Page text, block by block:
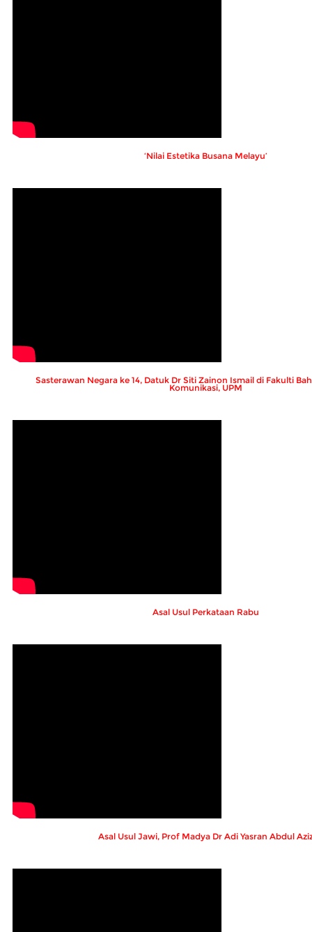
‘Nilai Estetika Busana Melayu’
Sasterawan Negara ke 14, Datuk Dr Siti Zainon Ismail di Fakulti
Komunikasi, UPM
Asal Usul Perkataan Rabu
Asal Usul Jawi, Prof Madya Dr Adi Yasran Abdul